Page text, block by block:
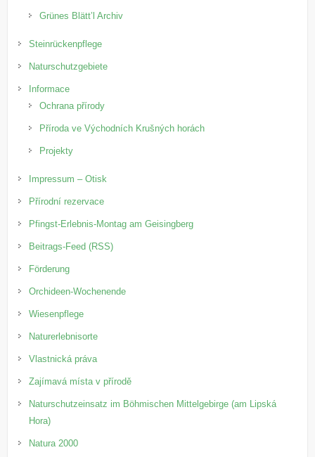
Grünes Blätt’l Archiv
Steinrückenpflege
Naturschutzgebiete
Informace
Ochrana přírody
Příroda ve Východních Krušných horách
Projekty
Impressum – Otisk
Přírodní rezervace
Pfingst-Erlebnis-Montag am Geisingberg
Beitrags-Feed (RSS)
Förderung
Orchideen-Wochenende
Wiesenpflege
Naturerlebnisorte
Vlastnická práva
Zajímavá místa v přírodě
Naturschutzeinsatz im Böhmischen Mittelgebirge (am Lipská
Hora)
Natura 2000